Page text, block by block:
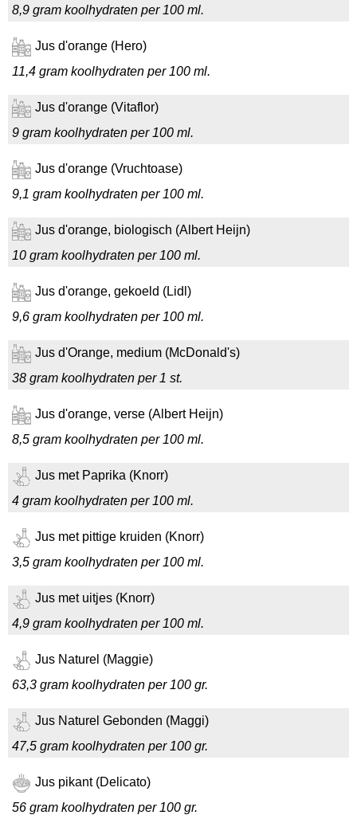
8,9 gram koolhydraten per 100 ml.
Jus d'orange (Hero)
11,4 gram koolhydraten per 100 ml.
Jus d'orange (Vitaflor)
9 gram koolhydraten per 100 ml.
Jus d'orange (Vruchtoase)
9,1 gram koolhydraten per 100 ml.
Jus d'orange, biologisch (Albert Heijn)
10 gram koolhydraten per 100 ml.
Jus d'orange, gekoeld (Lidl)
9,6 gram koolhydraten per 100 ml.
Jus d'Orange, medium (McDonald's)
38 gram koolhydraten per 1 st.
Jus d'orange, verse (Albert Heijn)
8,5 gram koolhydraten per 100 ml.
Jus met Paprika (Knorr)
4 gram koolhydraten per 100 ml.
Jus met pittige kruiden (Knorr)
3,5 gram koolhydraten per 100 ml.
Jus met uitjes (Knorr)
4,9 gram koolhydraten per 100 ml.
Jus Naturel (Maggie)
63,3 gram koolhydraten per 100 gr.
Jus Naturel Gebonden (Maggi)
47,5 gram koolhydraten per 100 gr.
Jus pikant (Delicato)
56 gram koolhydraten per 100 gr.